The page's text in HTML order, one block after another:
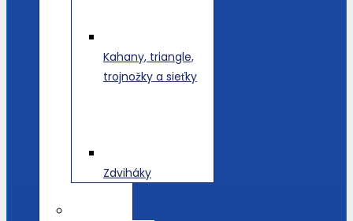
Kahany, triangle,
trojnožky a sieťky
Zdviháky